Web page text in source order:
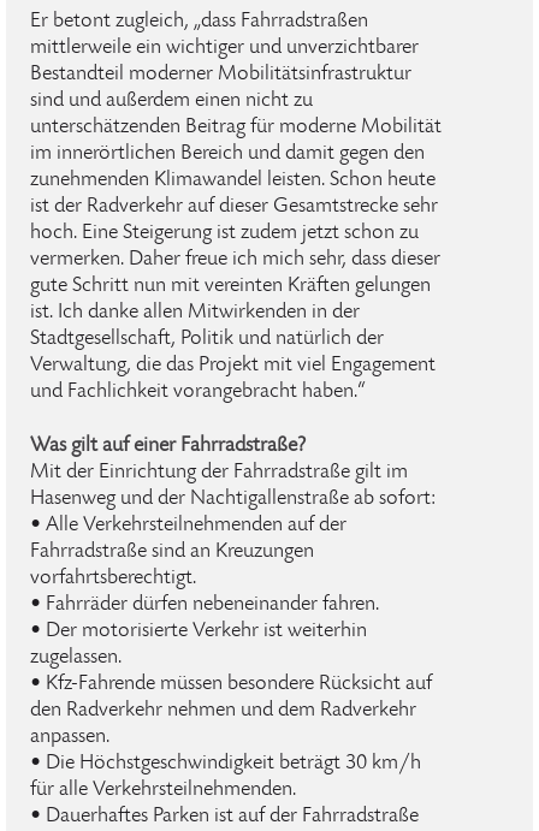
Er betont zugleich, „dass Fahrradstraßen
mittlerweile ein wichtiger und unverzichtbarer
Bestandteil moderner Mobilitätsinfrastruktur
sind und außerdem einen nicht zu
unterschätzenden Beitrag für moderne Mobilität
im innerörtlichen Bereich und damit gegen den
zunehmenden Klimawandel leisten. Schon heute
ist der Radverkehr auf dieser Gesamtstrecke sehr
hoch. Eine Steigerung ist zudem jetzt schon zu
vermerken. Daher freue ich mich sehr, dass dieser
gute Schritt nun mit vereinten Kräften gelungen
ist. Ich danke allen Mitwirkenden in der
Stadtgesellschaft, Politik und natürlich der
Verwaltung, die das Projekt mit viel Engagement
und Fachlichkeit vorangebracht haben.“
Was gilt auf einer Fahrradstraße?
Mit der Einrichtung der Fahrradstraße gilt im
Hasenweg und der Nachtigallenstraße ab sofort:
• Alle Verkehrsteilnehmenden auf der
Fahrradstraße sind an Kreuzungen
vorfahrtsberechtigt.
• Fahrräder dürfen nebeneinander fahren.
• Der motorisierte Verkehr ist weiterhin
zugelassen.
• Kfz-Fahrende müssen besondere Rücksicht auf
den Radverkehr nehmen und dem Radverkehr
anpassen.
• Die Höchstgeschwindigkeit beträgt 30 km/h
für alle Verkehrsteilnehmenden.
• Dauerhaftes Parken ist auf der Fahrradstraße